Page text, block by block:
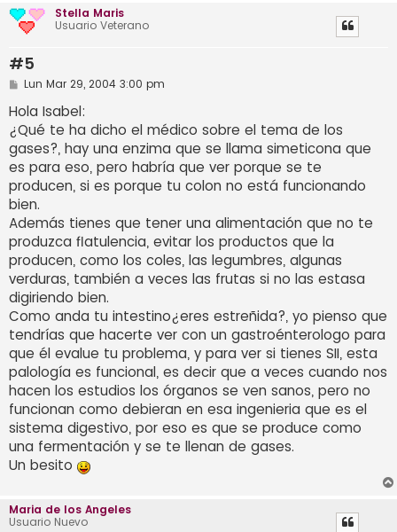
Stella Maris
Usuario Veterano
#5
M
n
s
a
j
e
Lun Mar 29, 2004 3:00 pm
Hola Isabel:
¿Qué te ha dicho el médico sobre el tema de los
gases?, hay una enzima que se llama simeticona que
es para eso, pero habría que ver porque se te
producen, si es porque tu colon no está funcionando
bien.
Además tienes que tener una alimentación que no te
produzca flatulencia, evitar los productos que la
producen, como los coles, las legumbres, algunas
verduras, también a veces las frutas si no las estasa
digiriendo bien.
Como anda tu intestino¿eres estreñida?, yo pienso que
tendrías que hacerte ver con un gastroénterologo para
que él evalue tu problema, y para ver si tienes SII, esta
palología es funcional, es decir que a veces cuando nos
hacen los estudios los órganos se ven sanos, pero no
funcionan como debieran en esa ingenieria que es el
sistema digestivo, por eso es que se produce como
una fermentación y se te llenan de gases.
Un besito
Maria de los Angeles
Usuario Nuevo